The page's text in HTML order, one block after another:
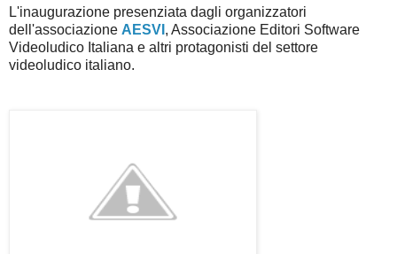
L'inaugurazione presenziata dagli organizzatori
dell'associazione AESVI , Associazione Editori Software
Videoludico Italiana e altri protagonisti del settore
videoludico italiano.